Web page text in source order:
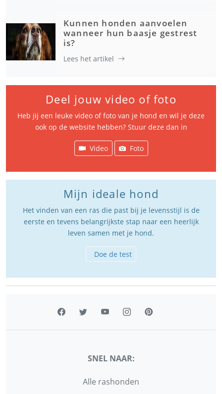
Kunnen honden aanvoelen
wanneer hun baasje gestrest
is?
Lees het artikel
Deel jouw video of foto
Heb jij een leuke video of foto van je hond en wil je deze
ook op de website hebben? Stuur deze dan in
Video Foto
Mijn ideale hond
Het vinden van een ras die past bij je levensstijl is de
eerste en tevens belangrijkste stap naar een heerlijk
leven samen met je hond.
Doe de test
SNEL NAAR:
Alle rashonden